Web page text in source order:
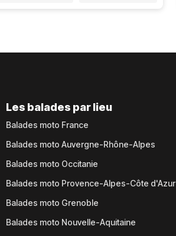
Les balades par lieu
Balades moto France
Balades moto Auvergne-Rhône-Alpes
Balades moto Occitanie
Balades moto Provence-Alpes-Côte d'Azur
Balades moto Grenoble
Balades moto Nouvelle-Aquitaine